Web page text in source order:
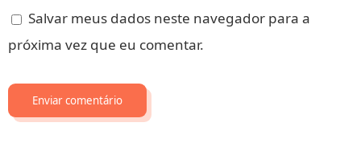
Salvar meus dados neste navegador para a
próxima vez que eu comentar.